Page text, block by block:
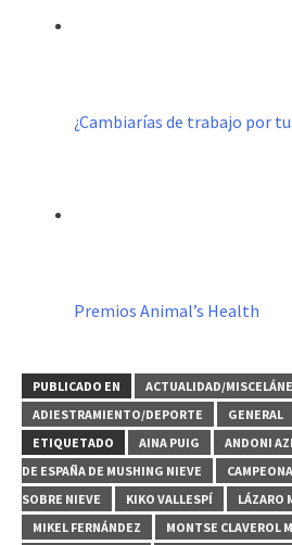
¿Cambiarías de trabajo por
Premios Animal’s Health
PUBLICADO EN
ACTUALIDAD/
ADIESTRAMIENTO/DEPORTE
GENERAL
ETIQUETADO
AINA PUIG ANDONI
DE ESPAÑA DE MUSHING NIEVE
SOBRE NIEVE
KIKO VALLESPÍ
LÁZARO
MIKEL FERNÁNDEZ
MONTSE CLAVEROL